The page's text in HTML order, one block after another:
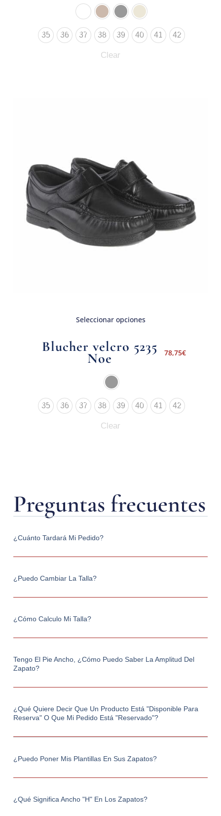
35 36 37 38 39 40 41 42
Clear
Seleccionar opciones
Blucher velcro 5235
Noe 78,75€
35 36 37 38 39 40 41 42
Clear
Preguntas frecuentes
¿Cuánto Tardará Mi Pedido?
¿Puedo Cambiar La Talla?
¿Cómo Calculo Mi Talla?
Tengo El Pie Ancho, ¿cómo Puedo Saber La Amplitud Del
Zapato?
¿Qué Quiere Decir Que Un Producto Está "Disponible Para
Reserva" O Que Mi Pedido Está "Reservado"?
¿Puedo Poner Mis Plantillas En Sus Zapatos?
¿Qué Significa Ancho "h" En Los Zapatos?